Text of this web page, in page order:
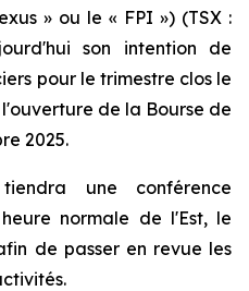
» ou le « FPI ») (TSX :
son intention de
pour le trimestre clos le
de la Bourse de
2025.
une conférence
normale de l'Est, le
de passer en revue les